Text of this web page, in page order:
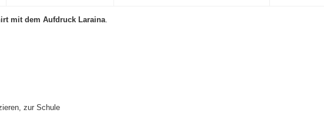
mit dem Aufdruck Laraina.
zur Schule